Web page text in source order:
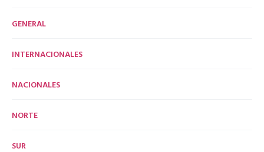
GENERAL
INTERNACIONALES
NACIONALES
NORTE
SUR